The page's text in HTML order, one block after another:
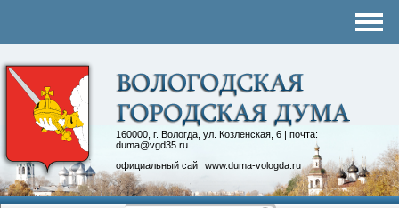
160000, г. Вологда, ул. Козленская, 6 | почта:
duma@vgd35.ru
официальный сайт www.duma-vologda.ru
Контакты
Депутатские объединения